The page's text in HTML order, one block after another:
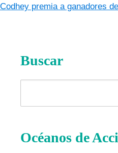
entradas
Codhey premia a ganadores
Buscar
Océanos de